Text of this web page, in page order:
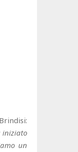
iniziato
un